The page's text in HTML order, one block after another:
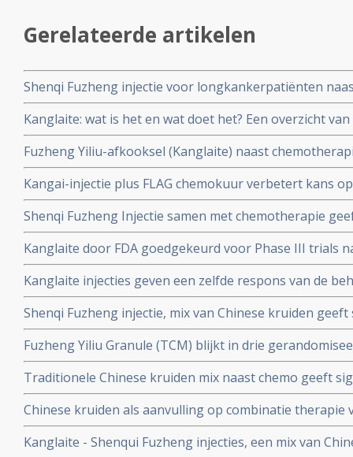
Gerelateerde artikelen
Shenqi Fuzheng injectie voor longkankerpatiënten
aantal witte bloedcellen, reguleert de immuunfunctie
tumormarkers en verbetert de klinische werkzaamheid
Kanglaite: wat is het en wat doet het? Een overzicht
over deze Chinese kruidenmix.
Fuzheng Yiliu-afkooksel (Kanglaite) naast
effecten bij patienten met gevorderde gastro-
bijwerkingen en verbetert kwaliteit van leven
Kangai-injectie plus FLAG chemokuur verbetert kans
periode van beenmergsuppressie en vermindert
Shenqi Fuzheng Injectie samen met chemotherapie
kanker, waaronder borstkanker, longkanker en
resultaten op ziektevrije overleving
Kanglaite door FDA goedgekeurd voor Phase III trials
eerdere trials bij o.a. longkanker.
Kanglaite injecties geven een zelfde respons van de
longkanker, 12.15% in KLT groep vs 14.29% in de
Kanglaite aanslaat is het klinische effect veel beter
Shenqi Fuzheng injectie, mix van Chinese kruiden
van deze injecties naast chemokuren bij oude
klein-cellige longkanker.
Fuzheng Yiliu Granule (TCM) blijkt in drie
vormen van kanker, waaronder slokdarmkanker en
apoptosisproces - te stimuleren en uitzaaiingskansen
voorkomen
Traditionele Chinese kruiden mix naast chemo geeft
overlevingscijfers en superieure kwaliteit van leven
cellige longkankerpatiënten.
Chinese kruiden als aanvulling op combinatie
bij niet-klein-cellige longkanker geeft significant
kwaliteit van leven en langere levensduur
Kanglaite - Shenqui Fuzheng injecties, een mix van